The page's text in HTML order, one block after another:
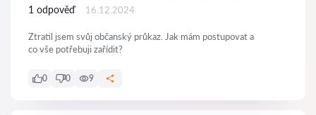
1 odpověď 16.12.2024
Ztratil jsem svůj občanský průkaz. Jak mám postupovat a
co vše potřebuji zařídit?
0 0 9